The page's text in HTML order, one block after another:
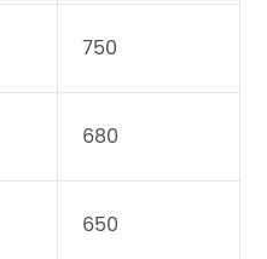
750
680
650